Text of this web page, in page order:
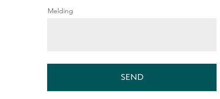
Melding
SEND